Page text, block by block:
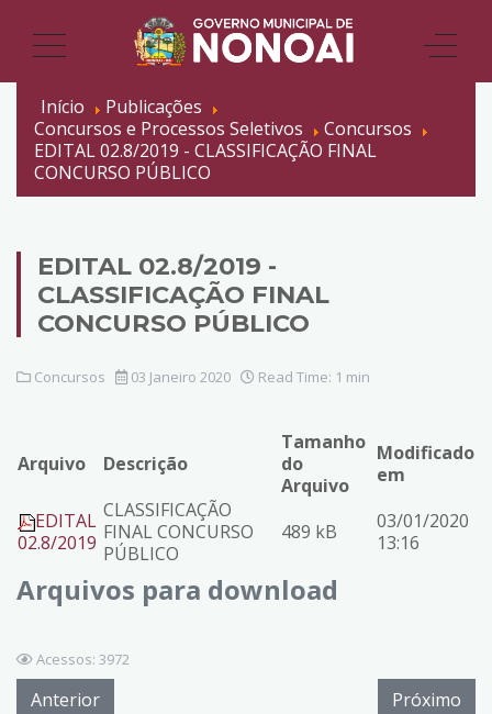
Início
Publicações
Concursos e Processos Seletivos
Concursos
EDITAL 02.8/2019 - CLASSIFICAÇÃO FINAL
CONCURSO PÚBLICO
EDITAL 02.8/2019 -
CLASSIFICAÇÃO FINAL
CONCURSO PÚBLICO
Concursos 03 Janeiro 2020 Read Time: 1 min
Arquivos para download
Arquivo Descrição
Tamanho
do
Arquivo
Modificado
em
EDITAL
02.8/2019
CLASSIFICAÇÃO
FINAL CONCURSO
PÚBLICO
489 kB
03/01/2020
13:16
Acessos: 3972
Anterior Próximo